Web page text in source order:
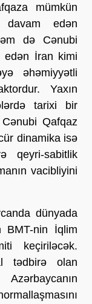
mümkün
davam edən
də Cənubi
edən İran kimi
əhəmiyyətli
Yaxın
tarixi bir
Qafqaz
dinamika isə
qeyri-sabitlik
vacibliyini
dünyada
BMT-nin İqlim
keçiriləcək.
tədbirə olan